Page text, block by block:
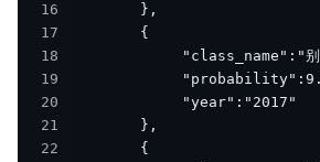
16
17
18
19
20
21
22